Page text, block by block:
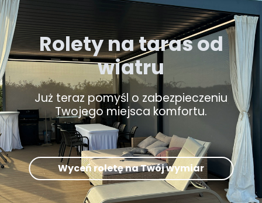
Rolety na taras od
wiatru
Już teraz pomyśl o zabezpieczeniu
Twojego miejsca komfortu.
Wyceń roletę na Twój wymiar